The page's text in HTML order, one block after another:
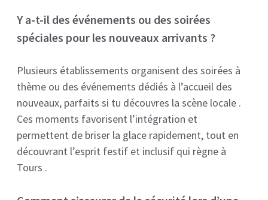
Y a-t-il des événements ou des soirées
spéciales pour les nouveaux arrivants ?
Plusieurs établissements organisent des soirées à
thème ou des événements dédiés à l’accueil des
nouveaux, parfaits si tu découvres la scène locale .
Ces moments favorisent l’intégration et
permettent de briser la glace rapidement, tout en
découvrant l’esprit festif et inclusif qui règne à
Tours .